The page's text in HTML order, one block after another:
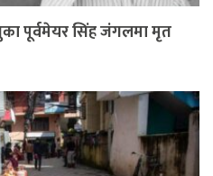
पूर्वमेयर सिंह जंगलमा मृत